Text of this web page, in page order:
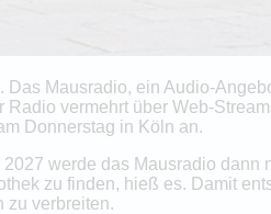
Das Mausradio, ein Audio-
Radio vermehrt über Web-
Donnerstag in Köln an.
2027 werde das Mausradio
zu finden, hieß es. Damit
zu verbreiten.